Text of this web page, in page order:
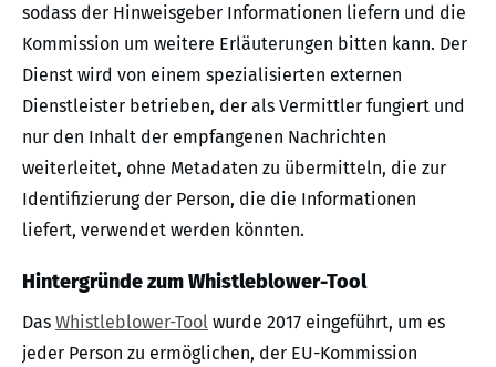
sodass der Hinweisgeber Informationen liefern und die
Kommission um weitere Erläuterungen bitten kann. Der
Dienst wird von einem spezialisierten externen
Dienstleister betrieben, der als Vermittler fungiert und
nur den Inhalt der empfangenen Nachrichten
weiterleitet, ohne Metadaten zu übermitteln, die zur
Identifizierung der Person, die die Informationen
liefert, verwendet werden könnten.
Hintergründe zum Whistleblower-Tool
Das Whistleblower-Tool wurde 2017 eingeführt, um es
jeder Person zu ermöglichen, der EU-Kommission